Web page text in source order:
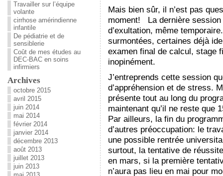
Mais bien sûr, il n’est pas
moment! La dernière
d’exultation, même
surmontées, certaines déjà
examen final de calcul, stage
inopinément.
J’entreprends cette session
d’appréhension et de stress.
présente tout au long du
maintenant qu’il ne reste que
Par ailleurs, la fin du
d’autres préoccupation: le
une possible rentrée
surtout, la tentative de
en mars, si la première
n’aura pas lieu en mai pour
Travailler sur l’équipe
volante
cirrhose amérindienne
infantile
De pédiatrie et de
sensiblerie
Coût de mes études au
DEC-BAC en soins
infirmiers
Archives
octobre 2015
avril 2015
juin 2014
mai 2014
février 2014
janvier 2014
décembre 2013
août 2013
juillet 2013
juin 2013